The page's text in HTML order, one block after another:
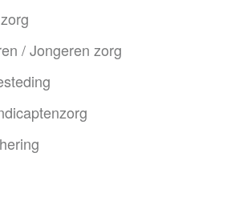
/ Jongeren zorg